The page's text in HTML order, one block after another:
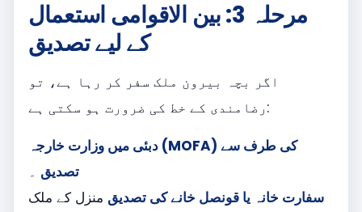
مرحلہ 3: بین الاقوامی استعمال
کے لیے تصدیق
اگر بچہ بیرون ملک سفر کر رہا ہے، تو
رضامندی کے خط کی ضرورت ہو سکتی ہے:
دبئی میں وزارت خارجہ (MOFA) کی طرف سے
تصدیق ۔
سفارت خانہ یا قونصل خانے کی تصدیق منزل کے ملک